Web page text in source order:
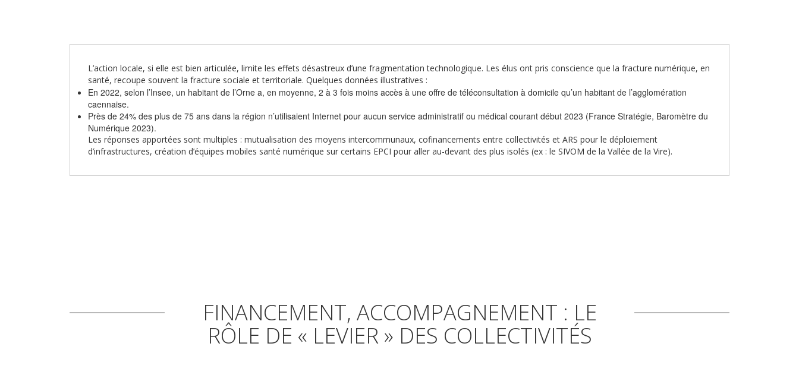
L’action locale, si elle est bien articulée, limite les effets désastreux d’une fragmentation technologique. Les élus ont pris conscience que la fracture numérique, en
santé, recoupe souvent la fracture sociale et territoriale. Quelques données illustratives :
En 2022, selon l’Insee, un habitant de l’Orne a, en moyenne, 2 à 3 fois moins accès à une offre de téléconsultation à domicile qu’un habitant de l’agglomération
caennaise.
Près de 24% des plus de 75 ans dans la région n’utilisaient Internet pour aucun service administratif ou médical courant début 2023 (France Stratégie, Baromètre du
Numérique 2023).
Les réponses apportées sont multiples : mutualisation des moyens intercommunaux, cofinancements entre collectivités et ARS pour le déploiement
d’infrastructures, création d’équipes mobiles santé numérique sur certains EPCI pour aller au-devant des plus isolés (ex : le SIVOM de la Vallée de la Vire).
FINANCEMENT, ACCOMPAGNEMENT : LE
RÔLE DE « LEVIER » DES COLLECTIVITÉS